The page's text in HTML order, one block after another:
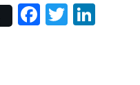
Facebook
Twitter